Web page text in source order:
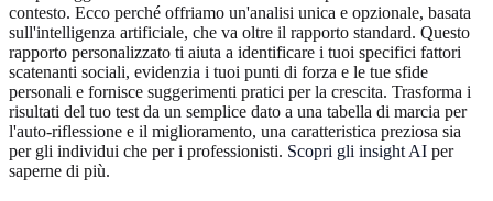
contesto. Ecco perché offriamo un'analisi unica e opzionale, basata
sull'intelligenza artificiale, che va oltre il rapporto standard. Questo
rapporto personalizzato ti aiuta a identificare i tuoi specifici fattori
scatenanti sociali, evidenzia i tuoi punti di forza e le tue sfide
personali e fornisce suggerimenti pratici per la crescita. Trasforma i
risultati del tuo test da un semplice dato a una tabella di marcia per
l'auto-riflessione e il miglioramento, una caratteristica preziosa sia
per gli individui che per i professionisti. Scopri gli insight AI per
saperne di più.